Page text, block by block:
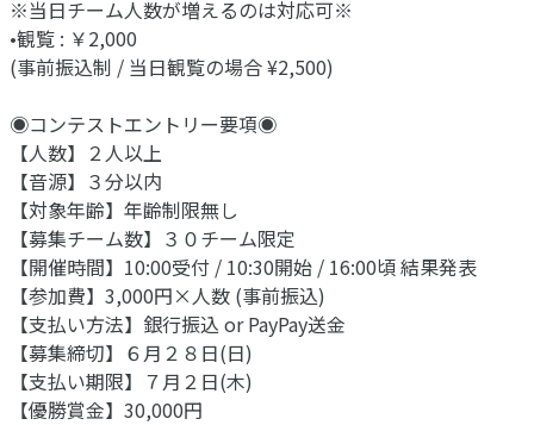
※当日チーム人数が増えるのは対応可※
•観覧 : ￥2,000
(事前振込制 / 当日観覧の場合 ¥2,500)
◉コンテストエントリー要項◉
【人数】２人以上
【音源】３分以内
【対象年齢】年齢制限無し
【募集チーム数】３０チーム限定
【開催時間】10:00受付 / 10:30開始 / 16:00頃 結果発表
【参加費】3,000円×人数 (事前振込)
【支払い方法】銀行振込 or PayPay送金
【募集締切】６月２８日(日)
【支払い期限】７月２日(木)
【優勝賞金】30,000円